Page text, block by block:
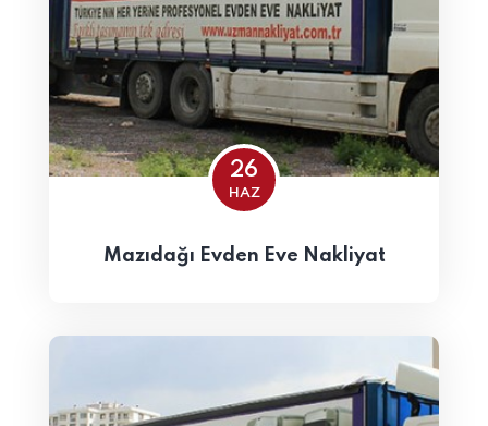
26
HAZ
Mazıdağı Evden Eve Nakliyat